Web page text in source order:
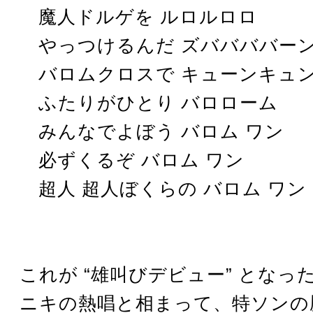
魔人ドルゲを ルロルロロ
やっつけるんだ ズババババー
バロムクロスで キューンキュ
ふたりがひとり バロローム
みんなでよぼう バロム ワン
必ずくるぞ バロム ワン
超人 超人ぼくらの バロム ワン
これが “雄叫びデビュー” となっ
ニキの熱唱と相まって、特ソン